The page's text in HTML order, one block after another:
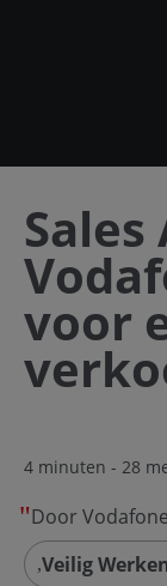
Sales
voor
4 minuten - 28
Door
Veilig